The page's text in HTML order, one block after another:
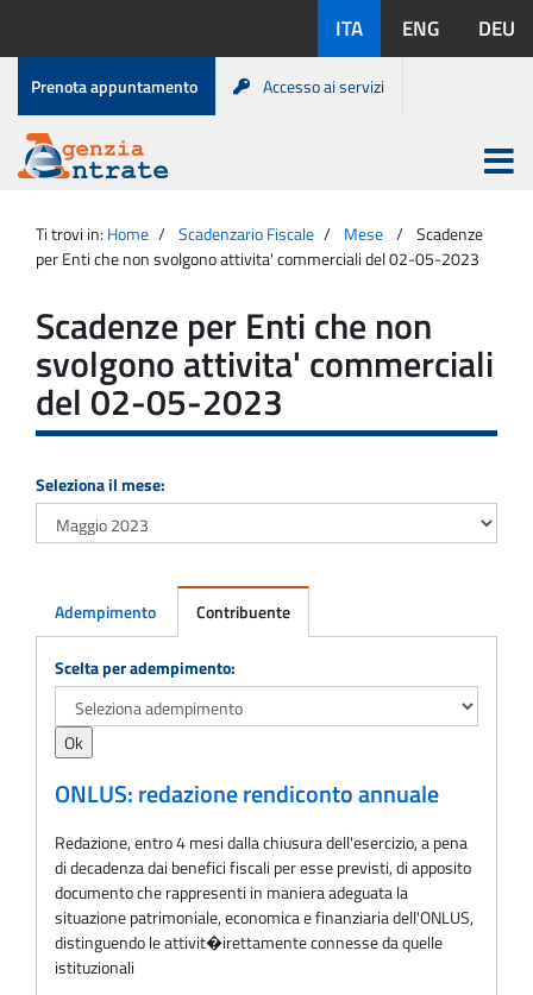
contenuto
disponibili:
ITA ENG DEU
Menu
di
servizio
Prenota appuntamento Accesso ai servizi
Agenzia
Entrate
Apri
menu
principale
Ti trovi in: Home Scadenzario Fiscale Mese
Scadenze
per Enti che non svolgono attivita' commerciali del 02-05-2023
Scadenze per Enti che non
svolgono attivita' commerciali
del 02-05-2023
Seleziona il mese:
Adempimento Contribuente
Adempimento
Scelta per adempimento:
ONLUS: redazione rendiconto annuale
Redazione, entro 4 mesi dalla chiusura dell'esercizio, a pena
di decadenza dai benefici fiscali per esse previsti, di apposito
documento che rappresenti in maniera adeguata la
situazione patrimoniale, economica e finanziaria dell'ONLUS,
distinguendo le attivit�irettamente connesse da quelle
istituzionali